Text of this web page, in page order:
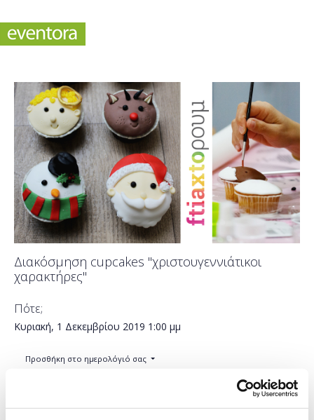
Διακόσμηση cupcakes "χριστουγεννιάτικοι
χαρακτήρες"
Πότε;
Κυριακή, 1 Δεκεμβρίου 2019 1:00 μμ
Προσθήκη στο ημερολόγιό σας